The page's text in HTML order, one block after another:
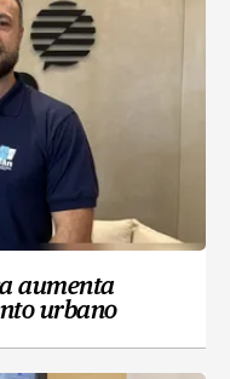
aumenta
urbano